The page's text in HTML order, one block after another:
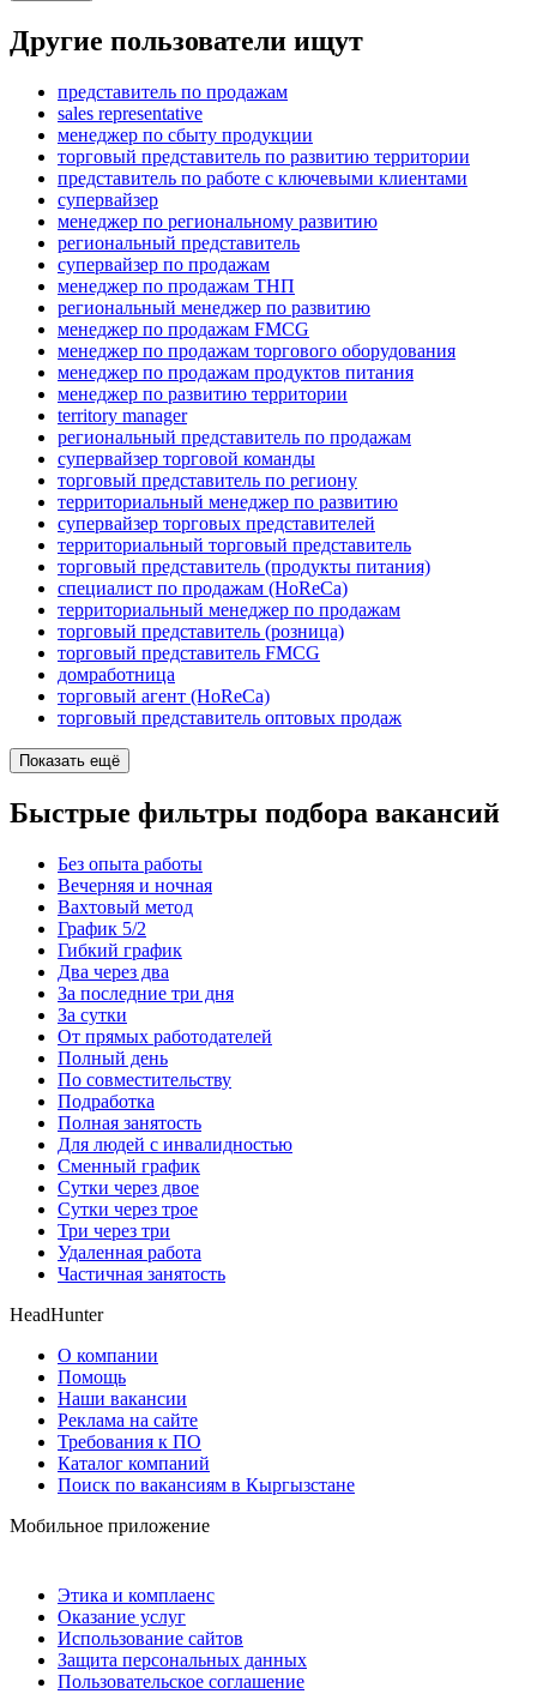
Другие пользователи ищут
представитель по продажам
sales representative
менеджер по сбыту продукции
торговый представитель по развитию территории
представитель по работе с ключевыми клиентами
супервайзер
менеджер по региональному развитию
региональный представитель
супервайзер по продажам
менеджер по продажам ТНП
региональный менеджер по развитию
менеджер по продажам FMCG
менеджер по продажам торгового оборудования
менеджер по продажам продуктов питания
менеджер по развитию территории
territory manager
региональный представитель по продажам
супервайзер торговой команды
торговый представитель по региону
территориальный менеджер по развитию
супервайзер торговых представителей
территориальный торговый представитель
торговый представитель (продукты питания)
специалист по продажам (HoReCa)
территориальный менеджер по продажам
торговый представитель (розница)
торговый представитель FMCG
домработница
торговый агент (HoReCa)
торговый представитель оптовых продаж
Показать ещё
Быстрые фильтры подбора вакансий
Без опыта работы
Вечерняя и ночная
Вахтовый метод
График 5/2
Гибкий график
Два через два
За последние три дня
За сутки
От прямых работодателей
Полный день
По совместительству
Подработка
Полная занятость
Для людей с инвалидностью
Сменный график
Сутки через двое
Сутки через трое
Три через три
Удаленная работа
Частичная занятость
HeadHunter
О компании
Помощь
Наши вакансии
Реклама на сайте
Требования к ПО
Каталог компаний
Поиск по вакансиям в Кыргызстане
Мобильное приложение
Этика и комплаенс
Оказание услуг
Использование сайтов
Защита персональных данных
Пользовательское соглашение